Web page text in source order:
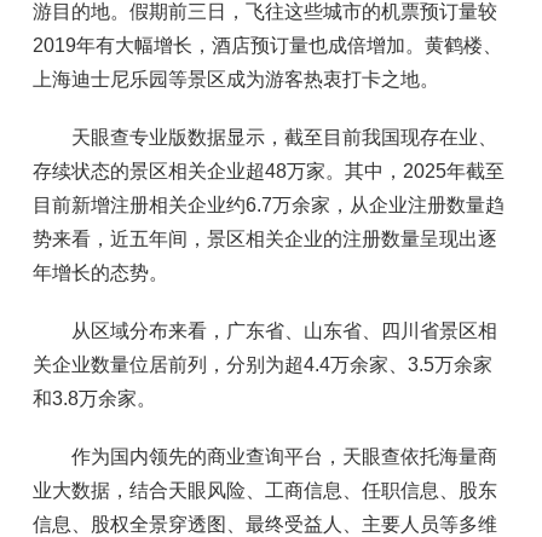
游目的地。假期前三日，飞往这些城市的机票预订量较
2019年有大幅增长，酒店预订量也成倍增加。黄鹤楼、
上海迪士尼乐园等景区成为游客热衷打卡之地。
天眼查专业版数据显示，截至目前我国现存在业、
存续状态的景区相关企业超48万家。其中，2025年截至
目前新增注册相关企业约6.7万余家，从企业注册数量趋
势来看，近五年间，景区相关企业的注册数量呈现出逐
年增长的态势。
从区域分布来看，广东省、山东省、四川省景区相
关企业数量位居前列，分别为超4.4万余家、3.5万余家
和3.8万余家。
作为国内领先的商业查询平台，天眼查依托海量商
业大数据，结合天眼风险、工商信息、任职信息、股东
信息、股权全景穿透图、最终受益人、主要人员等多维